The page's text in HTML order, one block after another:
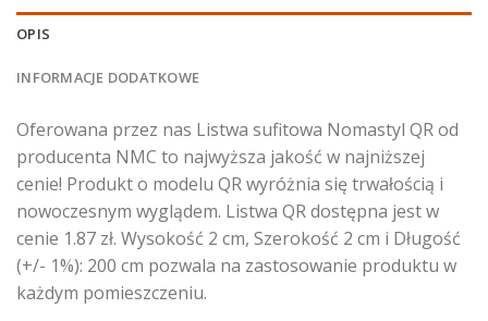
OPIS
INFORMACJE DODATKOWE
Oferowana przez nas Listwa sufitowa Nomastyl QR od
producenta NMC to najwyższa jakość w najniższej
cenie! Produkt o modelu QR wyróżnia się trwałością i
nowoczesnym wyglądem. Listwa QR dostępna jest w
cenie 1.87 zł. Wysokość 2 cm, Szerokość 2 cm i Długość
(+/- 1%): 200 cm pozwala na zastosowanie produktu w
każdym pomieszczeniu.